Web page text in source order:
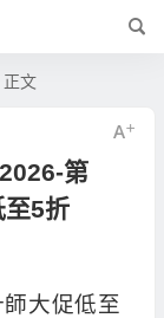
正文
第
至5折
大促低至